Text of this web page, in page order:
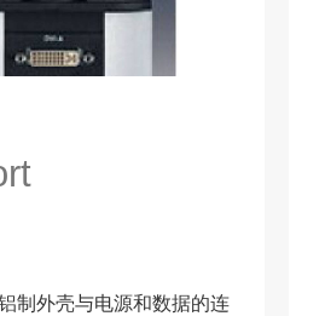
制外壳与电源和数据的连